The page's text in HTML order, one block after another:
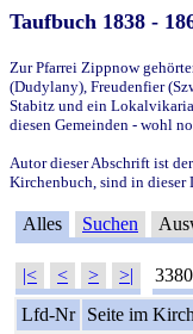
Taufbuch 1838 -
Zur Pfarrei Zippnow
(Dudylany), Freudenfier
Stabitz und ein
diesen Gemeinden - wohl
Autor dieser Abschrift ist
Kirchenbuch, sind in dieser
Alles Suchen
|< < > >|
Lfd-Nr
Seite im